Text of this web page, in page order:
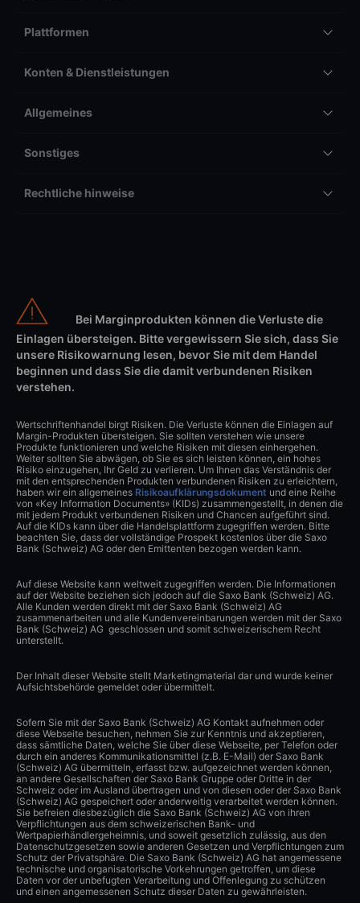
Plattformen
Konten & Dienstleistungen
Allgemeines
Sonstiges
Rechtliche hinweise
Bei Marginprodukten können die Verluste die
Einlagen übersteigen. Bitte vergewissern Sie sich, dass Sie
unsere Risikowarnung lesen, bevor Sie mit dem Handel
beginnen und dass Sie die damit verbundenen Risiken
verstehen.
Wertschriftenhandel birgt Risiken. Die Verluste können die Einlagen auf
Margin-Produkten übersteigen. Sie sollten verstehen wie unsere
Produkte funktionieren und welche Risiken mit diesen einhergehen.
Weiter sollten Sie abwägen, ob Sie es sich leisten können, ein hohes
Risiko einzugehen, Ihr Geld zu verlieren. Um Ihnen das Verständnis der
mit den entsprechenden Produkten verbundenen Risiken zu erleichtern,
haben wir ein allgemeines Risikoaufklärungsdokument und eine Reihe
von «Key Information Documents» (KIDs) zusammengestellt, in denen die
mit jedem Produkt verbundenen Risiken und Chancen aufgeführt sind.
Auf die KIDs kann über die Handelsplattform zugegriffen werden. Bitte
beachten Sie, dass der vollständige Prospekt kostenlos über die Saxo
Bank (Schweiz) AG oder den Emittenten bezogen werden kann.
Auf diese Website kann weltweit zugegriffen werden. Die Informationen
auf der Website beziehen sich jedoch auf die Saxo Bank (Schweiz) AG.
Alle Kunden werden direkt mit der Saxo Bank (Schweiz) AG
zusammenarbeiten und alle Kundenvereinbarungen werden mit der Saxo
Bank (Schweiz) AG geschlossen und somit schweizerischem Recht
unterstellt.
Der Inhalt dieser Website stellt Marketingmaterial dar und wurde keiner
Aufsichtsbehörde gemeldet oder übermittelt.
Sofern Sie mit der Saxo Bank (Schweiz) AG Kontakt aufnehmen oder
diese Webseite besuchen, nehmen Sie zur Kenntnis und akzeptieren,
dass sämtliche Daten, welche Sie über diese Webseite, per Telefon oder
durch ein anderes Kommunikationsmittel (z.B. E-Mail) der Saxo Bank
(Schweiz) AG übermitteln, erfasst bzw. aufgezeichnet werden können,
an andere Gesellschaften der Saxo Bank Gruppe oder Dritte in der
Schweiz oder im Ausland übertragen und von diesen oder der Saxo Bank
(Schweiz) AG gespeichert oder anderweitig verarbeitet werden können.
Sie befreien diesbezüglich die Saxo Bank (Schweiz) AG von ihren
Verpflichtungen aus dem schweizerischen Bank- und
Wertpapierhändlergeheimnis, und soweit gesetzlich zulässig, aus den
Datenschutzgesetzen sowie anderen Gesetzen und Verpflichtungen zum
Schutz der Privatsphäre. Die Saxo Bank (Schweiz) AG hat angemessene
technische und organisatorische Vorkehrungen getroffen, um diese
Daten vor der unbefugten Verarbeitung und Offenlegung zu schützen
und einen angemessenen Schutz dieser Daten zu gewährleisten.